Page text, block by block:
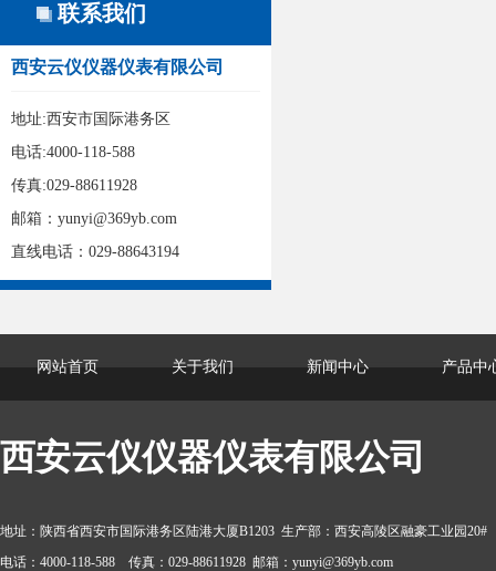
联系我们
西安云仪仪器仪表有限公司
地址:西安市国际港务区
电话:4000-118-588
传真:029-88611928
邮箱：yunyi@369yb.com
直线电话：029-88643194
网站首页 关于我们 新闻中心 产品中
西安云仪仪器仪表有限公司
地址：陕西省西安市国际港务区陆港大厦B1203 生产部：西安高陵区融豪工业园20#
电话：4000-118-588 传真：029-88611928 邮箱：yunyi@369yb.com